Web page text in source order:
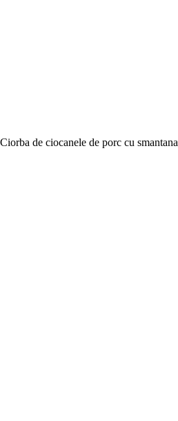
Ciorba de ciocanele de porc cu smantana